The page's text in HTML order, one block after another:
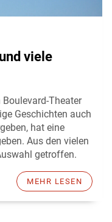
viele
Theater
Geschichten auch
hat eine
Aus den vielen
getroffen.
MEHR LESEN